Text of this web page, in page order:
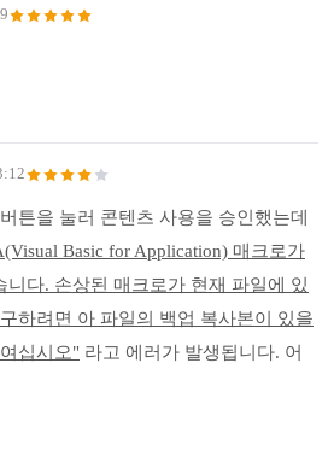
튼을 눌러 콘텐츠 사용을 승인했는데
Basic for Application) 매크로가
니다. 손상된 매크로가 현재 파일에 있
하려면 아 파일의 백업 복사본이 있을
십시오" 라고 에러가 발생됩니다. 어